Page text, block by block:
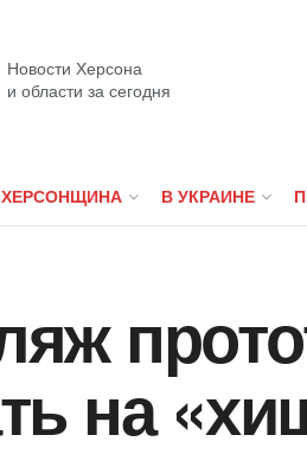
Новости Херсона
и области за сегодня
ХЕРСОНЩИНА В УКРАИНЕ
на